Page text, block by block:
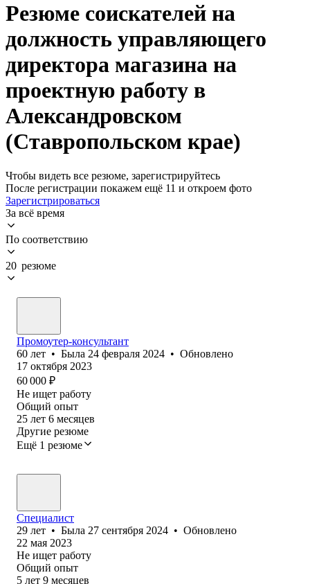
Резюме соискателей на
должность управляющего
директора магазина на
проектную работу в
Александровском
(Ставропольском крае)
Чтобы видеть все резюме, зарегистрируйтесь
После регистрации покажем ещё 11 и откроем фото
Зарегистрироваться
За всё время
По соответствию
20 резюме
Промоутер-консультант
60 лет • Была 24 февраля 2024 • Обновлено
17 октября 2023
60 000 ₽
Не ищет работу
Общий опыт
25 лет 6 месяцев
Другие резюме
Ещё 1 резюме
Специалист
29 лет • Была 27 сентября 2024 • Обновлено
22 мая 2023
Не ищет работу
Общий опыт
5 лет 9 месяцев